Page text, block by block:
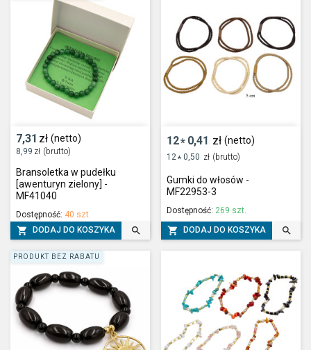
7,31 zł (netto)
8,99 zł (brutto)
Bransoletka w pudełku
[awenturyn zielony] -
MF41040
Dostępność: 40 szt.
 DODAJ DO KOSZYKA 
12* 0,41 zł (netto)
12* 0,50 zł (brutto)
Gumki do włosów -
MF22953-3
Dostępność: 269 szt.
 DODAJ DO KOSZYKA 
PRODUKT BEZ RABATU